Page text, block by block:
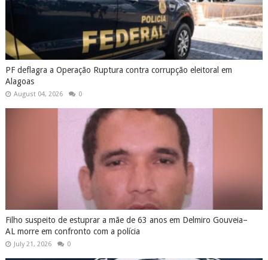
PF deflagra a Operação Ruptura contra corrupção eleitoral em
Alagoas
August 04, 2026 0
Filho suspeito de estuprar a mãe de 63 anos em Delmiro Gouveia–
AL morre em confronto com a polícia
July 21, 2026 0